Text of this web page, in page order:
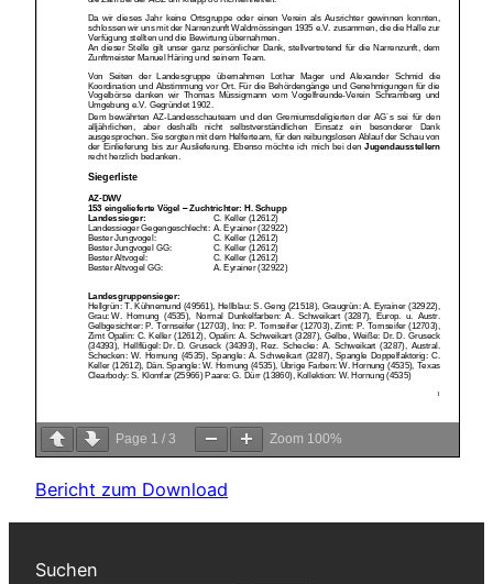
Page 1 / 3 Zoom 100%
Bericht zum Download
Suchen